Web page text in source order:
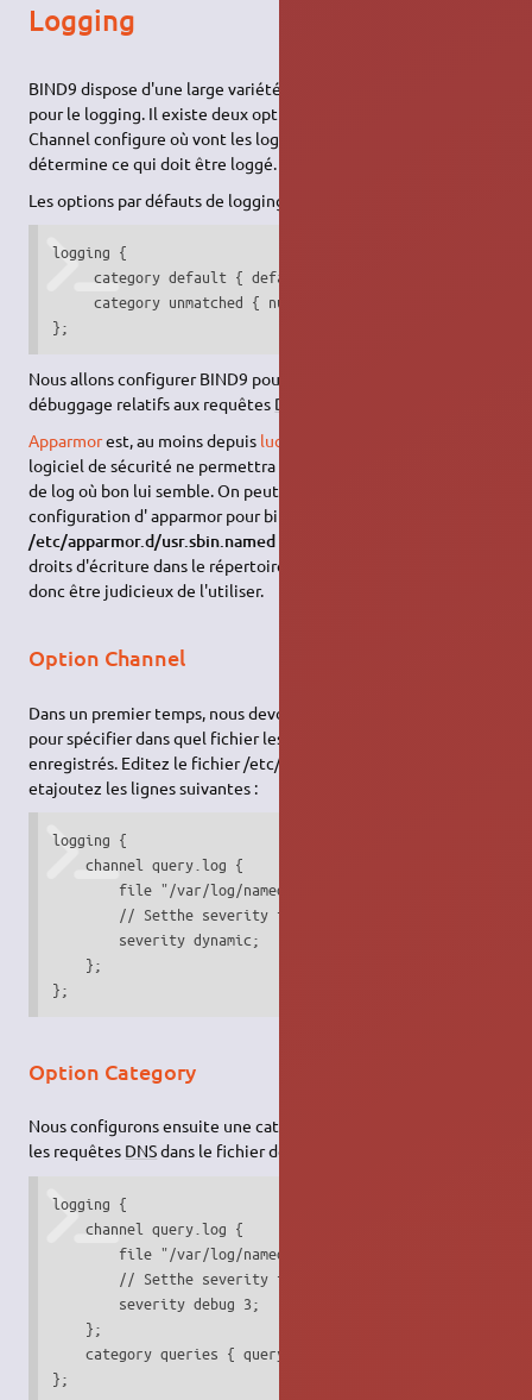
Logging
BIND9 dispose d'une large variété de configurations possibles
pour le logging. Il existe deux options principales, l'option
Channel configure où vont les logs, etl'option Category
détermine ce qui doit être loggé.
Les options par défauts de logging sont :
logging {
     category default { default_syslog; default_debug; };
     category unmatched { null; };
};
Nous allons configurer BIND9 pour envoyer les messages de
débuggage relatifs aux requêtes DNS
Apparmorest, au moins depuis lucid
logiciel de sécurité ne permettra pas à bind d'écrire son fichier
de log où bon lui semble. On peut voir dans le fichier de
configuration d' apparmor pour bind:
/etc/apparmor.d/usr.sbin.named
droits d'écriture dans le répertoire
donc être judicieux de l'utiliser.
Option Channel
Dans un premier temps, nous devons configurer un channel
pour spécifier dans quel fichier les messages seront
enregistrés. Editez le fichier /etc/bind/named.conf.local
etajoutez les lignes suivantes :
logging {
    channel query.log {
        file "/var/log/named/query.log";
// Setthe severity to dynamic to see all the
        severity dynamic;
    };
};
Option Category
Nous configurons ensuite une catégorie pour envoyer toutes
les requêtes DNSdans le fichier de requêtes
logging {
    channel query.log {
        file "/var/log/named/query.log";
// Setthe severity to dynamic to see all the
        severity debug 3;
    };
    category queries { query.log; };
};